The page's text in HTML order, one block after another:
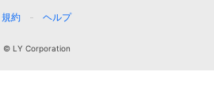
規約
ヘルプ
© LY Corporation